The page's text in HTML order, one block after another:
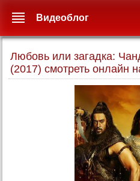
Любовь или загадка:
(2017) смотреть онлайн
Видеоблог